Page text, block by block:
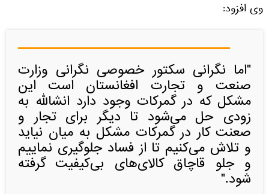
وی افزود:
"اما نگرانی سکتور خصوصی نگرانی وزارت
صنعت و تجارت افغانستان است این
مشکل که در گمرکات وجود دارد انشالله به
زودی حل می‌شود تا دیگر برای تجار و
صعنت کار در گمرکات مشکل به میان نیاید
و تلاش می‌کنیم تا از فساد جلوگیری نماییم
و جلو قاچاق کالای‌های بی‌کیفیت گرفته
شود."